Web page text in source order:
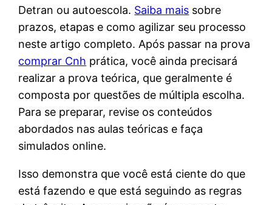
Detran ou autoescola. Saiba mais sobre
prazos, etapas e como agilizar seu processo
neste artigo completo. Após passar na prova
comprar Cnh prática, você ainda precisará
realizar a prova teórica, que geralmente é
composta por questões de múltipla escolha.
Para se preparar, revise os conteúdos
abordados nas aulas teóricas e faça
simulados online.
Isso demonstra que você está ciente do que
está fazendo e que está seguindo as regras